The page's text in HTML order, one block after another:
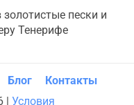
пески и
Тенерифе
| Условия
Блог Контакты